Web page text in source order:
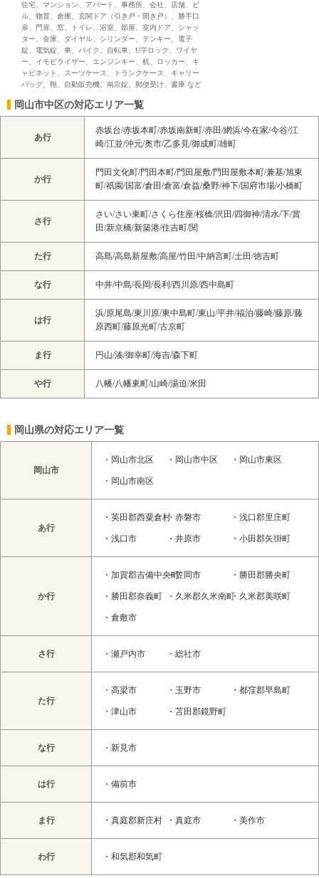
住宅、マンション、アパート、事務所、会社、店舗、ビ
ル、物置、倉庫、玄関ドア（引き戸・開き戸）、勝手口
扉、門扉、窓、トイレ、浴室、部屋、室内ドア、シャッ
ター、金庫、ダイヤル、シリンダー、テンキー、電子
錠、電気錠、車、バイク、自転車、U字ロック、ワイヤ
ー、イモビライザー、エンジンキー、机、ロッカー、キ
ャビネット、スーツケース、トランクケース、キャリー
バッグ、鞄、自動販売機、南京錠、郵便受け、書庫 など
岡山市中区の対応エリア一覧
あ行
赤坂台/赤坂本町/赤坂南新町/赤田/網浜/今在家/今谷/江
崎/江並/沖元/奥市/乙多見/御成町/雄町
か行
門田文化町/門田本町/門田屋敷/門田屋敷本町/兼基/旭東
町/祇園/国富/倉田/倉富/倉益/桑野/神下/国府市場/小橋町
さ行
さい/さい東町/さくら住座/桜橋/沢田/四御神/清水/下/賞
田/新京橋/新築港/住吉町/関
た行 高島/高島新屋敷/高屋/竹田/中納言町/土田/徳吉町
な行 中井/中島/長岡/長利/西川原/西中島町
は行
浜/原尾島/東川原/東中島町/東山/平井/福泊/藤崎/藤原/藤
原西町/藤原光町/古京町
ま行 円山/湊/御幸町/海吉/森下町
や行 八幡/八幡東町/山崎/湯迫/米田
岡山県の対応エリア一覧
岡山市
・ 岡山市北区 ・ 岡山市中区 ・ 岡山市東区
・ 岡山市南区
あ行
・ 英田郡西粟倉村
・ 赤磐市 ・ 浅口郡里庄町
・ 浅口市 ・ 井原市 ・ 小田郡矢掛町
か行
・ 加賀郡吉備中央町
・笠岡市 ・ 勝田郡勝央町
・ 勝田郡奈義町 ・ 久米郡久米南町
・ 久米郡美咲町
・ 倉敷市
さ行 ・ 瀬戸内市 ・ 総社市
た行
・ 高梁市 ・ 玉野市 ・ 都窪郡早島町
・ 津山市 ・ 苫田郡鏡野町
な行 ・ 新見市
は行 ・ 備前市
ま行 ・ 真庭郡新庄村 ・ 真庭市 ・ 美作市
わ行 ・ 和気郡和気町